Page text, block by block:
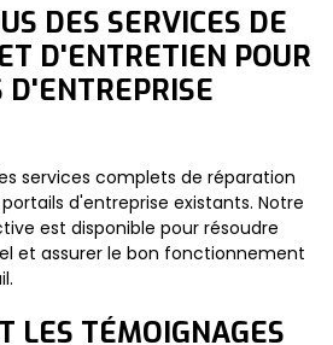
DES SERVICES DE
D'ENTRETIEN POUR
D'ENTREPRISE
services complets de réparation
d'entreprise existants. Notre
est disponible pour résoudre
et assurer le bon fonctionnement
LES TÉMOIGNAGES